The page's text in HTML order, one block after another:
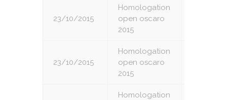
23/10/2015
Homologation
open oscaro
2015
23/10/2015
Homologation
open oscaro
2015
Homologation